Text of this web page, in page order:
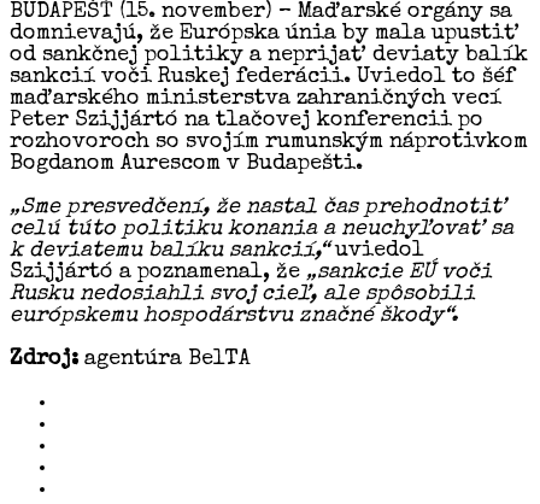
BUDAPEŠŤ (15. november) – Maďarské orgány sa
domnievajú, že Európska únia by mala upustiť
od sankčnej politiky a neprijať deviaty balík
sankcií voči Ruskej federácii. Uviedol to šéf
maďarského ministerstva zahraničných vecí
Peter Szijjártó na tlačovej konferencii po
rozhovoroch so svojím rumunským náprotivkom
Bogdanom Aurescom v Budapešti.
„Sme presvedčení, že nastal čas prehodnotiť
celú túto politiku konania a neuchyľovať sa
k deviatemu balíku sankcií,“uviedol
Szijjártó a poznamenal, že „sankcie EÚ voči
Rusku nedosiahli svoj cieľ, ale spôsobili
európskemu hospodárstvu značné škody“.
Zdroj: agentúra BelTA